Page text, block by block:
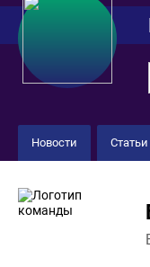
Новости Статьи
Команда